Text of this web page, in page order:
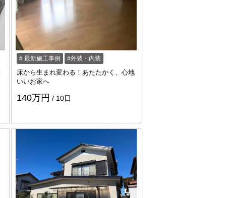
最新施工事例 外装・内装
床から生まれ変わる！あたたかく、心地
いいお家へ
140万円 10日